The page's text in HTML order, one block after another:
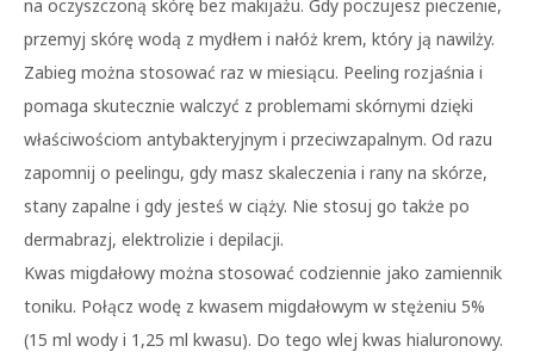
na oczyszczoną skórę bez makijażu. Gdy poczujesz pieczenie,
przemyj skórę wodą z mydłem i nałóż krem, który ją nawilży.
Zabieg można stosować raz w miesiącu. Peeling rozjaśnia i
pomaga skutecznie walczyć z problemami skórnymi dzięki
właściwościom antybakteryjnym i przeciwzapalnym. Od razu
zapomnij o peelingu, gdy masz skaleczenia i rany na skórze,
stany zapalne i gdy jesteś w ciąży. Nie stosuj go także po
dermabrazj, elektrolizie i depilacji.
Kwas migdałowy można stosować codziennie jako zamiennik
toniku. Połącz wodę z kwasem migdałowym w stężeniu 5%
(15 ml wody i 1,25 ml kwasu). Do tego wlej kwas hialuronowy.